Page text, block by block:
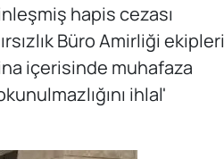
hapis cezası
Büro Amirliği ekipleri
içerisinde muhafaza
ihlal'